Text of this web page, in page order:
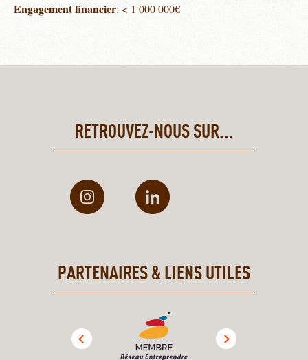
Engagement financier: < 1 000 000€
RETROUVEZ-NOUS SUR...
PARTENAIRES & LIENS UTILES